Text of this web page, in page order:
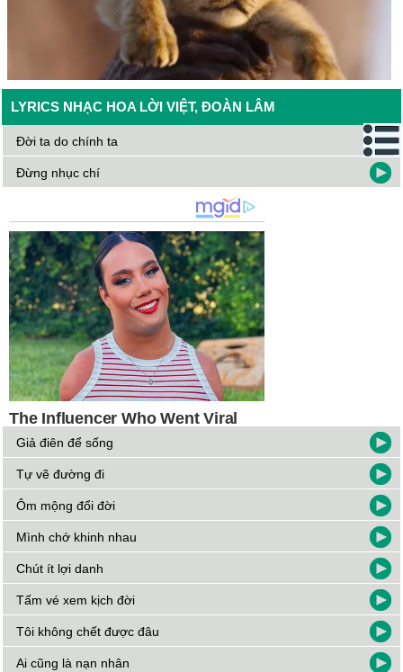
LYRICS NHẠC HOA LỜI VIỆT, ĐOÀN LÂM
Đời ta do chính ta
Đừng nhục chí
Giả điên để sống
Tự vẽ đường đi
Ôm mộng đổi đời
Mình chớ khinh nhau
Chút ít lợi danh
Tấm vé xem kịch đời
Tôi không chết được đâu
Ai cũng là nạn nhân